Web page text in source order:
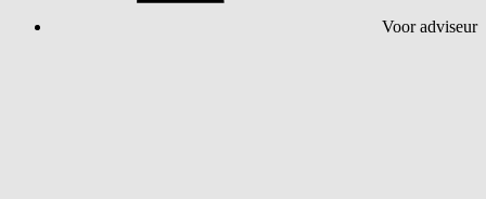
Voor adviseur